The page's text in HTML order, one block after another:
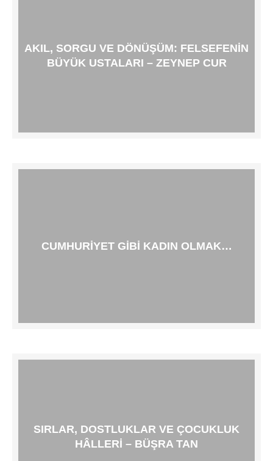
AKIL, SORGU VE DÖNÜŞÜM: FELSEFENIN
BÜYÜK USTALARI – ZEYNEP CUR
CUMHURIYET GIBI KADIN OLMAK…
SIRLAR, DOSTLUKLAR VE ÇOCUKLUK
HÂLLERI – BÜŞRA TAN